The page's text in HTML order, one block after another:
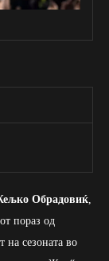
Обрадовиќ,
пораз од
на сезоната во